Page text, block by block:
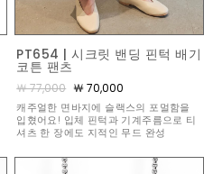
PT654 | 시크릿 밴딩 핀턱 배기
코튼 팬츠
￦ 77,000 ￦ 70,000
캐주얼한 면바지에 슬랙스의 포멀함을
입혔어요! 입체 핀턱과 기계주름으로 티
셔츠 한 장에도 지적인 무드 완성